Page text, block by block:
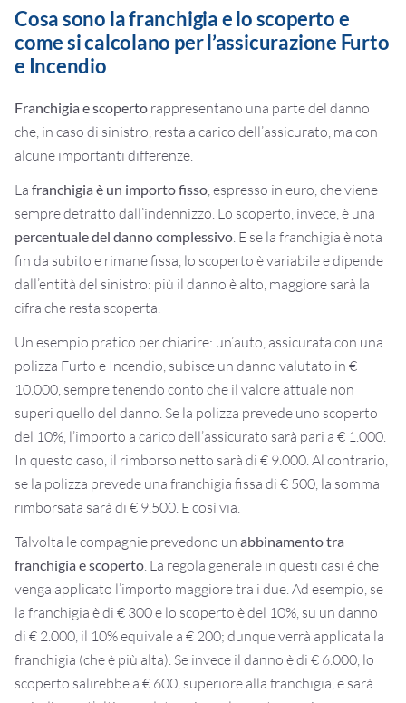
Cosa sono la franchigia e lo scoperto e
come si calcolano per l’assicurazione Furto
e Incendio
Franchigia e scoperto rappresentano una parte del danno
che, in caso di sinistro, resta a carico dell’assicurato, ma con
alcune importanti differenze.
La franchigia è un importo fisso, espresso in euro, che viene
sempre detratto dall’indennizzo. Lo scoperto, invece, è una
percentuale del danno complessivo. E se la franchigia è nota
fin da subito e rimane fissa, lo scoperto è variabile e dipende
dall’entità del sinistro: più il danno è alto, maggiore sarà la
cifra che resta scoperta.
Un esempio pratico per chiarire: un’auto, assicurata con una
polizza Furto e Incendio, subisce un danno valutato in €
10.000, sempre tenendo conto che il valore attuale non
superi quello del danno. Se la polizza prevede uno scoperto
del 10%, l’importo a carico dell’assicurato sarà pari a € 1.000.
In questo caso, il rimborso netto sarà di € 9.000. Al contrario,
se la polizza prevede una franchigia fissa di € 500, la somma
rimborsata sarà di € 9.500. E così via.
Talvolta le compagnie prevedono un abbinamento tra
franchigia e scoperto. La regola generale in questi casi è che
venga applicato l’importo maggiore tra i due. Ad esempio, se
la franchigia è di € 300 e lo scoperto è del 10%, su un danno
di € 2.000, il 10% equivale a € 200; dunque verrà applicata la
franchigia (che è più alta). Se invece il danno è di € 6.000, lo
scoperto salirebbe a € 600, superiore alla franchigia, e sarà